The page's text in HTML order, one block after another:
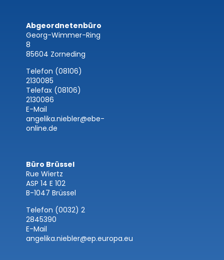
Abgeordnetenbüro
Georg-Wimmer-Ring
8
85604 Zorneding
Telefon (08106)
2130085
Telefax (08106)
2130086
E-Mail
angelika.niebler@ebe-
online.de
Büro Brüssel
Rue Wiertz
ASP 14 E 102
B-1047 Brüssel
Telefon (0032) 2
2845390
E-Mail
angelika.niebler@ep.europa.eu